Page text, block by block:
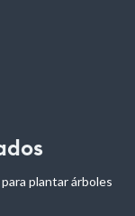
plantar árboles